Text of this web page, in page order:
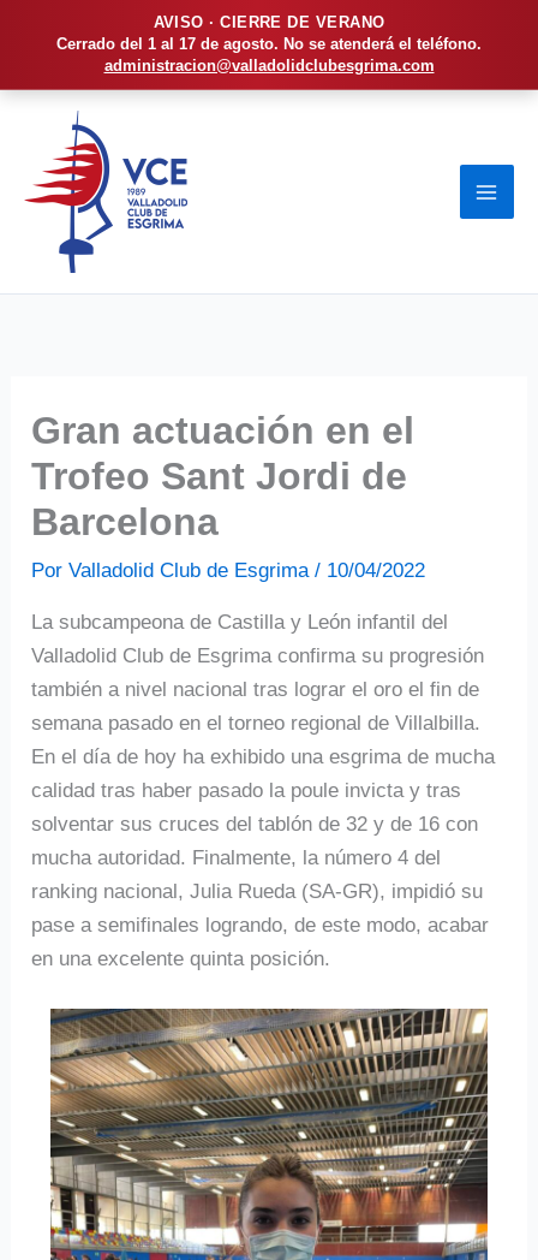
AVISO · CIERRE DE VERANO
Cerrado del 1 al 17 de agosto. No se atenderá el teléfono.
administracion@valladolidclubesgrima.com
contenido
Gran actuación en el
Trofeo Sant Jordi de
Barcelona
PorValladolid Club de Esgrima/ 10/04/2022
La subcampeona de Castilla y León infantil del
Valladolid Club de Esgrima confirma su progresión
también a nivel nacional tras lograr el oro el fin de
semana pasado en el torneo regional de Villalbilla.
En el día de hoy ha exhibido una esgrima de mucha
calidad tras haber pasado la poule invicta y tras
solventar sus cruces del tablón de 32 y de 16 con
mucha autoridad. Finalmente, la número 4 del
ranking nacional, Julia Rueda (SA-GR), impidió su
pase a semifinales logrando, de este modo, acabar
en una excelente quinta posición.